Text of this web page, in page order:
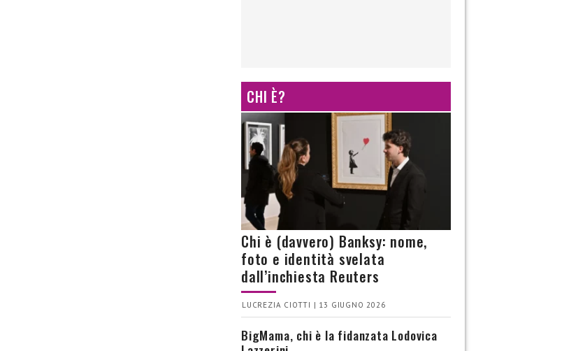
CHI È?
Chi è (davvero) Banksy: nome,
foto e identità svelata
dall’inchiesta Reuters
LUCREZIA CIOTTI | 13 GIUGNO 2026
BigMama, chi è la fidanzata Lodovica